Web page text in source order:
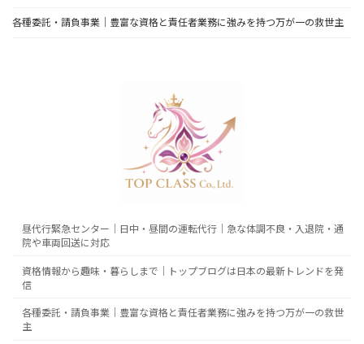
各種委託・請負事業｜豊富な資格と責任者業務に強みを持つ万が一の救世主
昼代行緊急センター｜日中・昼間の運転代行｜急な体調不良・入退院・通
院や車両回送に対応
資格情報から趣味・暮らしまで｜トップブログは日本の最新トレンドを発
信
各種委託・請負事業｜豊富な資格と責任者業務に強みを持つ万が一の救世
主